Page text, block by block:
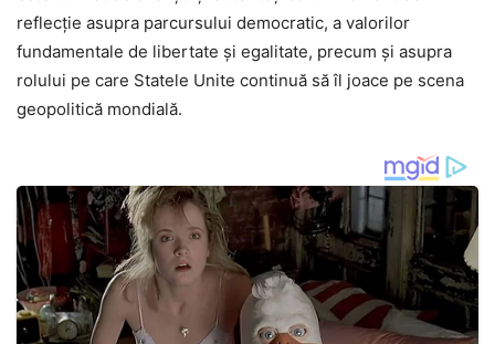
reflecție asupra parcursului democratic, a valorilor
fundamentale de libertate și egalitate, precum și asupra
rolului pe care Statele Unite continuă să îl joace pe scena
geopolitică mondială.